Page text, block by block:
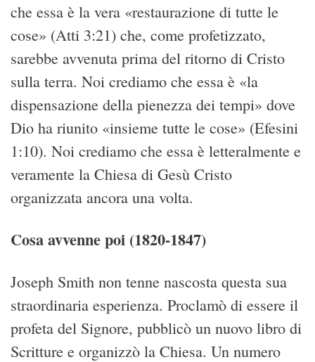
che essa è la vera «restaurazione di tutte le
cose» (Atti 3:21) che, come profetizzato,
sarebbe avvenuta prima del ritorno di Cristo
sulla terra. Noi crediamo che essa è «la
dispensazione della pienezza dei tempi» dove
Dio ha riunito «insieme tutte le cose» (Efesini
1:10). Noi crediamo che essa è letteralmente e
veramente la Chiesa di Gesù Cristo
organizzata ancora una volta.
Cosa avvenne poi (1820-1847)
Joseph Smith non tenne nascosta questa sua
straordinaria esperienza. Proclamò di essere il
profeta del Signore, pubblicò un nuovo libro di
Scritture e organizzò la Chiesa. Un numero